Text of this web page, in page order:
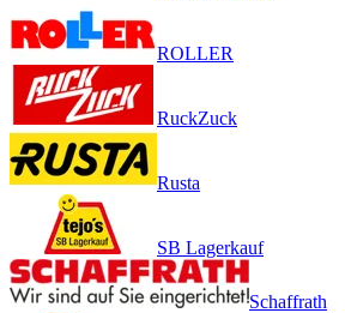
ROLLER
RuckZuck
Rusta
SB Lagerkauf
Schaffrath